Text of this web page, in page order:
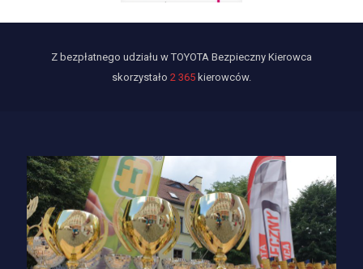
Z bezpłatnego udziału w TOYOTA Bezpieczny Kierowca
skorzystało 2 365 kierowców.